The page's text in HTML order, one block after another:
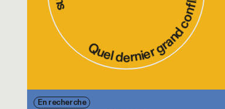
En recherche